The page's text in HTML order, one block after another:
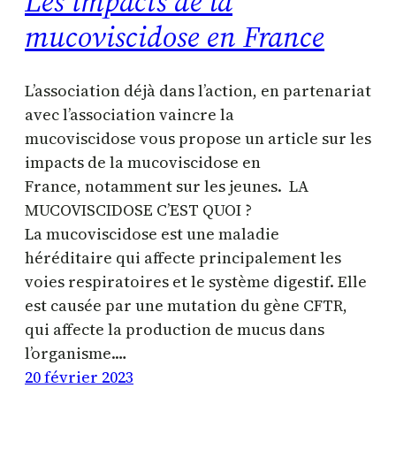
mucoviscidose en France
L’association déjà dans l’action, en partenariat
avec l’association vaincre la
mucoviscidose vous propose un article sur les
impacts de la mucoviscidose en
France, notamment sur les jeunes. LA
MUCOVISCIDOSE C’EST QUOI ?
La mucoviscidose est une maladie
héréditaire qui affecte principalement les
voies respiratoires et le système digestif. Elle
est causée par une mutation du gène CFTR,
qui affecte la production de mucus dans
l’organisme.…
20 février 2023